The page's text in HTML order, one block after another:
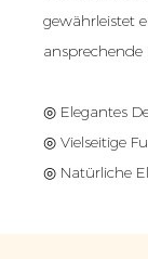
gewährleistet
ansprechende
◎ Elegantes
◎ Vielseitige
◎ Natürliche